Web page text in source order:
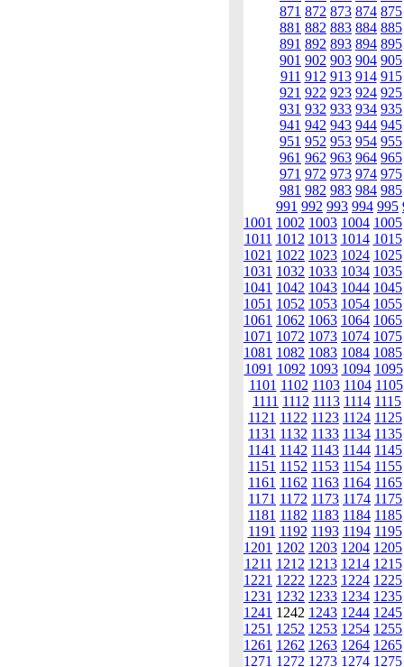
871 872 873 874 875
881 882 883 884 885
891 892 893 894 895
901 902 903 904 905
911 912 913 914 915
921 922 923 924 925
931 932 933 934 935
941 942 943 944 945
951 952 953 954 955
961 962 963 964 965
971 972 973 974 975
981 982 983 984 985
991 992 993 994 995
1001 1002 1003 1004 1005
1011 1012 1013 1014 1015
1021 1022 1023 1024 1025
1031 1032 1033 1034 1035
1041 1042 1043 1044 1045
1051 1052 1053 1054 1055
1061 1062 1063 1064 1065
1071 1072 1073 1074 1075
1081 1082 1083 1084 1085
1091 1092 1093 1094 1095
1101 1102 1103 1104 1105
1111 1112 1113 1114 1115
1121 1122 1123 1124 1125
1131 1132 1133 1134 1135
1141 1142 1143 1144 1145
1151 1152 1153 1154 1155
1161 1162 1163 1164 1165
1171 1172 1173 1174 1175
1181 1182 1183 1184 1185
1191 1192 1193 1194 1195
1201 1202 1203 1204 1205
1211 1212 1213 1214 1215
1221 1222 1223 1224 1225
1231 1232 1233 1234 1235
1241 1242 1243 1244 1245
1251 1252 1253 1254 1255
1261 1262 1263 1264 1265
1271 1272 1273 1274 1275